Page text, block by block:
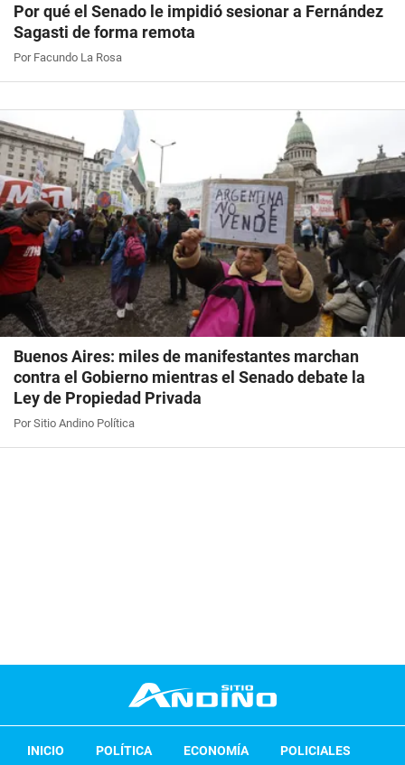
Por qué el Senado le impidió sesionar a Fernández
Sagasti de forma remota
Por Facundo La Rosa
Buenos Aires: miles de manifestantes marchan
contra el Gobierno mientras el Senado debate la
Ley de Propiedad Privada
Por Sitio Andino Política
INICIO POLÍTICA ECONOMÍA POLICIALES